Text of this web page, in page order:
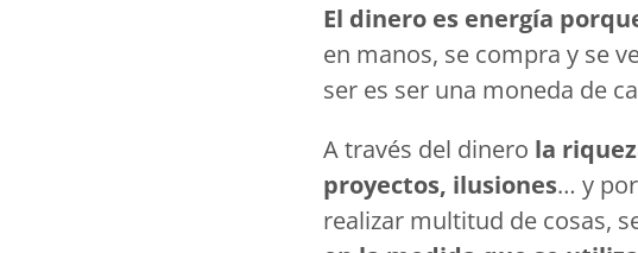
El dinero es energía
en manos, se compra y se
ser es ser una moneda de
A través del dinero la
proyectos, ilusiones… y
realizar multitud de cosas,